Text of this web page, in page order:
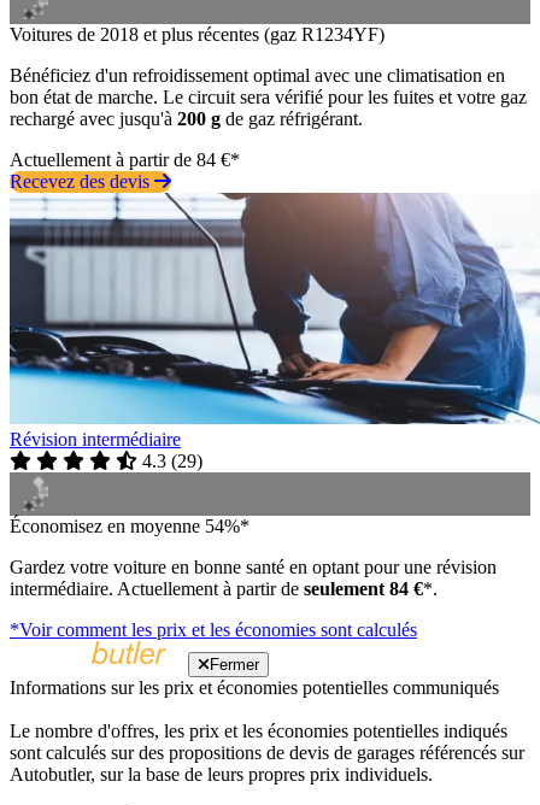
Voitures de 2018 et plus récentes (gaz R1234YF)
Bénéficiez d'un refroidissement optimal avec une climatisation en
bon état de marche. Le circuit sera vérifié pour les fuites et votre gaz
rechargé avec jusqu'à 200 g de gaz réfrigérant.
Actuellement à partir de 84 €*
Recevez des devis
Révision intermédiaire
4.3 (29)
Économisez en moyenne 54%*
Gardez votre voiture en bonne santé en optant pour une révision
intermédiaire. Actuellement à partir de seulement 84 €*.
*Voir comment les prix et les économies sont calculés
Fermer
Informations sur les prix et économies potentielles communiqués
Le nombre d'offres, les prix et les économies potentielles indiqués
sont calculés sur des propositions de devis de garages référencés sur
Autobutler, sur la base de leurs propres prix individuels.